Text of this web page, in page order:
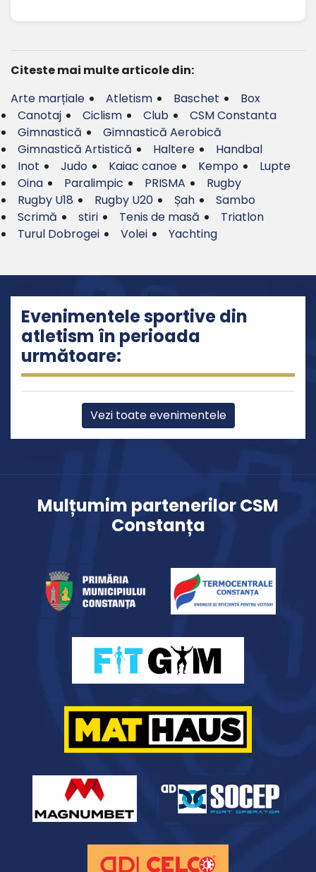
Citeste mai multe articole din:
Arte marțiale
Atletism Baschet
Box
Canotaj
Ciclism Club
CSM Constanta
Gimnastică
Gimnastică Aerobică
Gimnastică Artistică
Haltere
Handbal
Inot
Judo Kaiac canoe Kempo
Lupte
Oina
Paralimpic PRISMA
Rugby
Rugby U18
Rugby U20 Șah
Sambo
Scrimă
stiri Tenis de masă
Triatlon
Turul Dobrogei
Volei Yachting
Evenimentele sportive din
atletism în perioada
următoare:
Vezi toate evenimentele
Mulțumim partenerilor CSM
Constanța